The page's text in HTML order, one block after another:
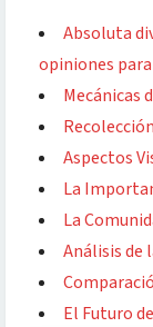
Absoluta
opiniones
Mecánicas
Aspectos
La
La
Análisis de
El Futuro